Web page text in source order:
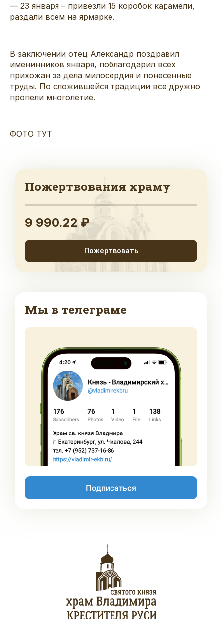
— 23 января – привезли 15 коробок карамели,
раздали всем на ярмарке.
В заключении отец Александр поздравил
именинников января, поблагодарил всех
прихожан за дела милосердия и понесенные
труды. По сложившейся традиции все дружно
пропели многолетие.
ФОТО ТУТ
Пожертвования храму
9 990.22 ₽
Пожертвовать
Мы в телеграме
Подписаться